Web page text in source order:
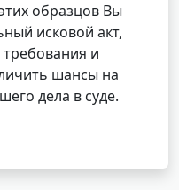
образцов Вы
исковой акт,
и
шансы на
дела в суде.